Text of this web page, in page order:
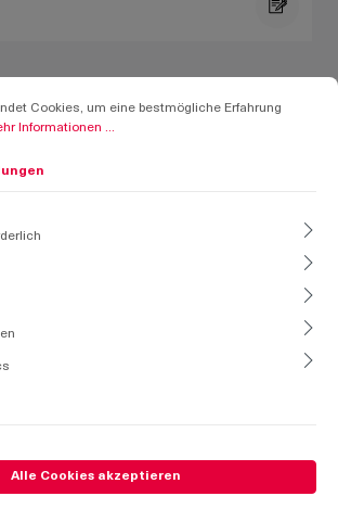
Cookies, um eine bestmögliche Erfahrung bieten zu
Cookies, um eine bestmögliche Erfahrung
Informationen ...
Alle Cookies akzeptieren